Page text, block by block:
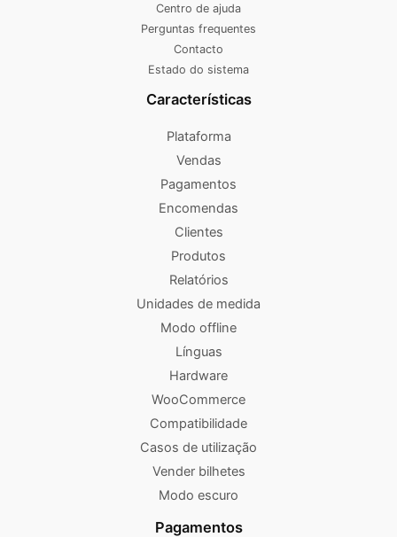
Centro de ajuda
Perguntas frequentes
Contacto
Estado do sistema
Características
Plataforma
Vendas
Pagamentos
Encomendas
Clientes
Produtos
Relatórios
Unidades de medida
Modo offline
Línguas
Hardware
WooCommerce
Compatibilidade
Casos de utilização
Vender bilhetes
Modo escuro
Pagamentos